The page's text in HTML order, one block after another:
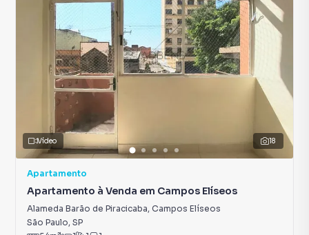
18
Vídeo
Apartamento
Apartamento à Venda em Campos Elíseos
Alameda Barão de Piracicaba, Campos Elíseos
São Paulo, SP